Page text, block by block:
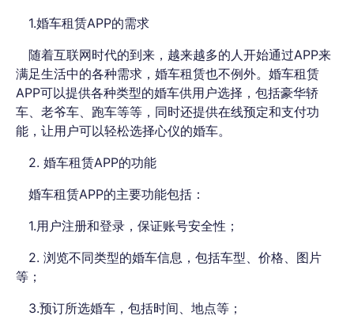
1.婚车租赁APP的需求
随着互联网时代的到来，越来越多的人开始通过APP来
满足生活中的各种需求，婚车租赁也不例外。婚车租赁
APP可以提供各种类型的婚车供用户选择，包括豪华轿
车、老爷车、跑车等等，同时还提供在线预定和支付功
能，让用户可以轻松选择心仪的婚车。
2. 婚车租赁APP的功能
婚车租赁APP的主要功能包括：
1.用户注册和登录，保证账号安全性；
2. 浏览不同类型的婚车信息，包括车型、价格、图片
等；
3.预订所选婚车，包括时间、地点等；